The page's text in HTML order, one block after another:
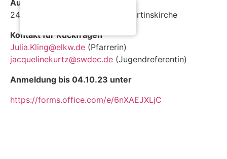
Aufführung
24.12.2023 – 15.00 Uhr in der Martinskirche
Kontakt für Rückfragen
Julia.Kling@elkw.de (Pfarrerin)
jacquelinekurtz@swdec.de (Jugendreferentin)
Anmeldung bis 04.10.23 unter
https://forms.office.com/e/6nXAEJXLjC